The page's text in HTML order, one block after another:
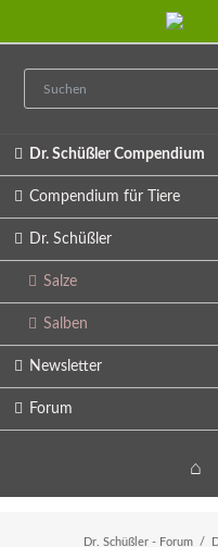
Dr. Schüßler Compendium
Compendium für Tiere
Dr. Schüßler
Salze
Salben
Newsletter
Forum
Home
Dr. Schüßler - Forum